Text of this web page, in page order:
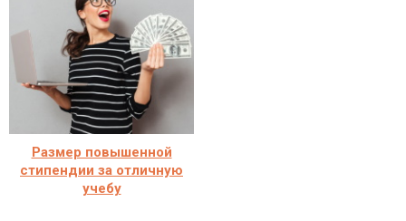
Размер повышенной
стипендии за отличную
учебу